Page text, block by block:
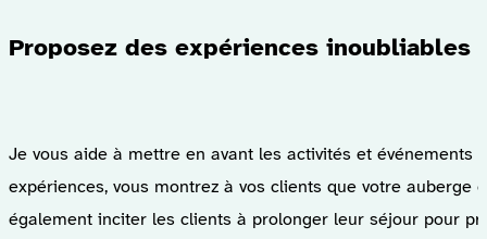
Proposez des expériences inoubliables
Je vous aide à mettre en avant les activités et événements
expériences, vous montrez à vos clients que votre
également inciter les clients à prolonger leur séjour pour